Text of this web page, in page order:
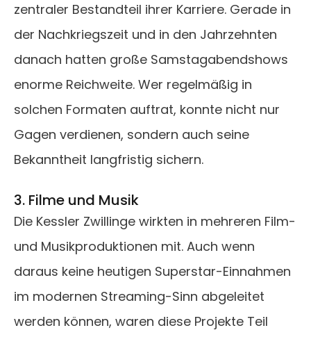
zentraler Bestandteil ihrer Karriere. Gerade in
der Nachkriegszeit und in den Jahrzehnten
danach hatten große Samstagabendshows
enorme Reichweite. Wer regelmäßig in
solchen Formaten auftrat, konnte nicht nur
Gagen verdienen, sondern auch seine
Bekanntheit langfristig sichern.
3. Filme und Musik
Die Kessler Zwillinge wirkten in mehreren Film-
und Musikproduktionen mit. Auch wenn
daraus keine heutigen Superstar-Einnahmen
im modernen Streaming-Sinn abgeleitet
werden können, waren diese Projekte Teil